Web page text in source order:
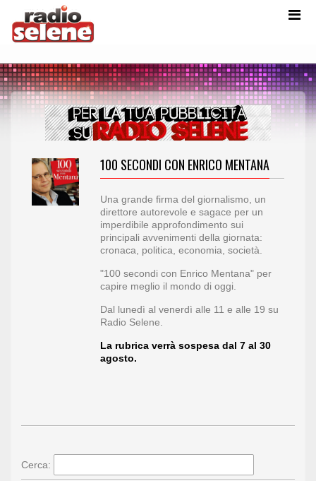
100 SECONDI CON ENRICO MENTANA
Una grande firma del giornalismo, un
direttore autorevole e sagace per un
imperdibile approfondimento sui
principali avvenimenti della giornata:
cronaca, politica, economia, società.
"100 secondi con Enrico Mentana" per
capire meglio il mondo di oggi.
Dal lunedì al venerdì alle 11 e alle 19 su
Radio Selene.
La rubrica verrà sospesa dal 7 al 30
agosto.
Cerca: